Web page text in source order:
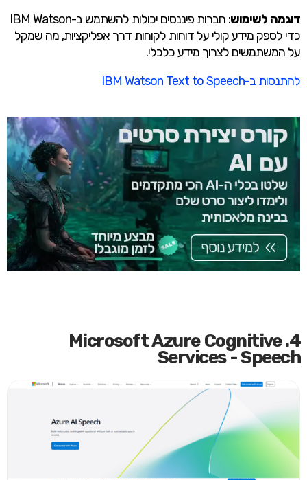
דוגמה לשימוש
: חברות פיננסים יכולות להשתמש ב-IBM Watson
כדי לספק מידע קולי על דוחות לקוחות דרך אפליקציות, מה שמקל
על המשתמשים לצרוך מידע כלכלי.
להתנסות ב-IBM Watson Text to Speech
4. Microsoft Azure Cognitive
Services - Speech